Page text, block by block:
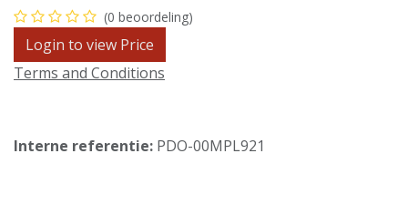
(0 beoordeling)
Login to view Price
Terms and Conditions
Interne referentie: PDO-00MPL921